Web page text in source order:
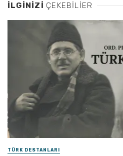
İLGINIZI ÇEKEBILIER
TÜRK DESTANLARI